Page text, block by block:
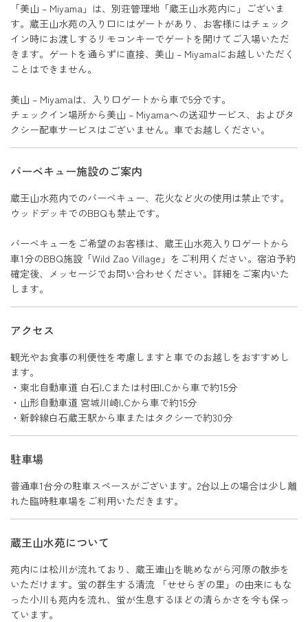
「美山 – Miyama」は、別荘管理地「蔵王山水苑内に」ございま
す。蔵王山水苑の入り口にはゲートがあり、お客様にはチェック
イン時にお渡しするリモコンキーでゲートを開けてご入場いただ
きます。ゲートを通らずに直接、美山 – Miyamaにお越しいただく
ことはできません。
美山 – Miyamaは、入り口ゲートから車で5分です。
チェックイン場所から美山 – Miyamaへの送迎サービス、およびタ
クシー配車サービスはございません。車でお越しください。
バーベキュー施設のご案内
蔵王山水苑内でのバーベキュー、花火など火の使用は禁止です。
ウッドデッキでのBBQも禁止です。
バーベキューをご希望のお客様は、蔵王山水苑入り口ゲートから
車1分のBBQ施設「Wild Zao Village」をご利用ください。宿泊予約
確定後、メッセージでお問い合わせください。詳細をご案内いた
します。
アクセス
観光やお食事の利便性を考慮しますと車でのお越しをおすすめし
ます。
・東北自動車道 白石I.Cまたは村田I.Cから車で約15分
・山形自動車道 宮城川崎I.Cから車で約15分
・新幹線白石蔵王駅から車またはタクシーで約30分
駐車場
普通車1台分の駐車スペースがございます。2台以上の場合は少し離
れた臨時駐車場をご利用いただきます。
蔵王山水苑について
苑内には松川が流れており、蔵王連山を眺めながら河原の散歩を
いただけます。蛍の群生する清流 「せせらぎの里」の由来にもな
った小川も苑内を流れ、蛍が生息するほどの清らかさを今も保っ
ています。